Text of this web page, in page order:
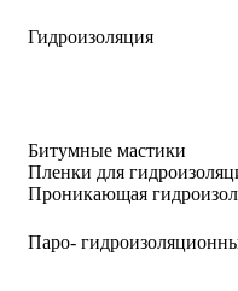
Гидроизоляция
Битумные мастики
Пленки для
Проникающая
Паро-